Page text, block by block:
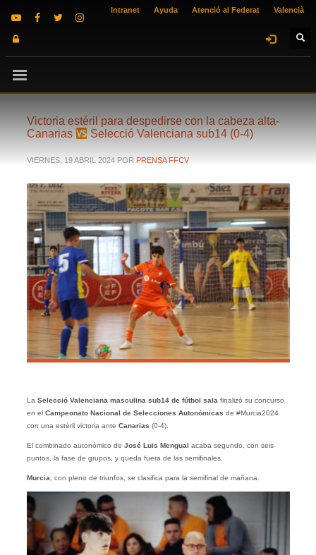
Intranet Ayuda Atenció al Federat Valencià
Victoria estéril para despedirse con la cabeza alta-
Canarias
Selecció Valenciana sub14 (0-4)
VIERNES, 19 ABRIL 2024 POR PRENSA FFCV
La Selecció Valenciana masculina sub14 de fútbol sala finalizó su concurso
en el Campeonato Nacional de Selecciones Autonómicas de #Murcia2024
con una estéril victoria ante Canarias (0-4).
El combinado autonómico de José Luis Mengual acaba segundo, con seis
puntos, la fase de grupos, y queda fuera de las semifinales.
Murcia , con pleno de triunfos, se clasifica para la semifinal de mañana.